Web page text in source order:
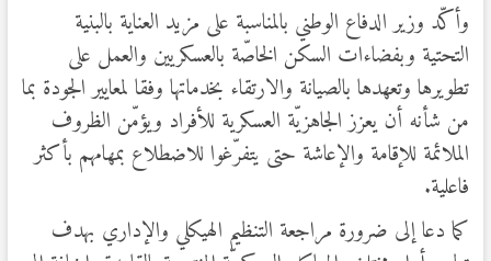
وأكّد وزير الدفاع الوطني بالمناسبة على مزيد العناية بالبنية
التحتية وبفضاءات السكن الخاصّة بالعسكريين والعمل على
تطويرها وتعهدها بالصيانة والارتقاء بخدماتها وفقا لمعايير الجودة بما
من شأنه أن يعزز الجاهزيّة العسكرية للأفراد ويؤمّن الظروف
الملائمة للإقامة والإعاشة حتى يتفرّغوا للاضطلاع بمهامهم بأكثر
فاعلية.
كما دعا إلى ضرورة مراجعة التنظيم الهيكلي والإداري بهدف